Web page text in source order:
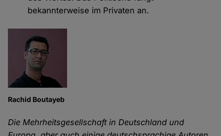
bekannterweise im Privaten an.
Rachid Boutayeb
Die Mehrheitsgesellschaft in Deutschland und